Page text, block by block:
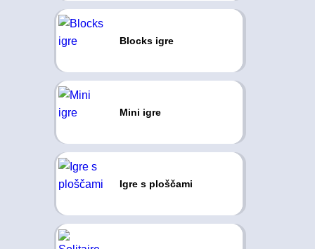
Blocks igre
Mini igre
Igre s ploščami